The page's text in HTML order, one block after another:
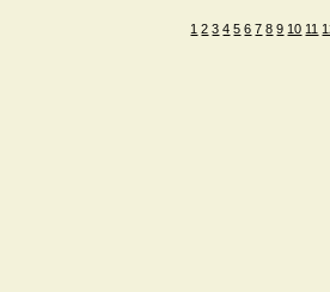
1 2 3 4 5 6 7 8 9 10 11